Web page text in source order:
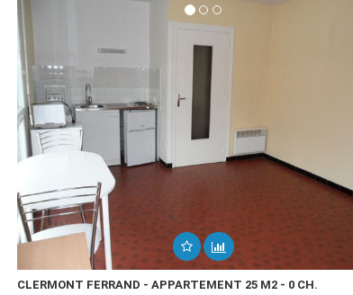
CLERMONT FERRAND - APPARTEMENT 25 M2 - 0 CH.